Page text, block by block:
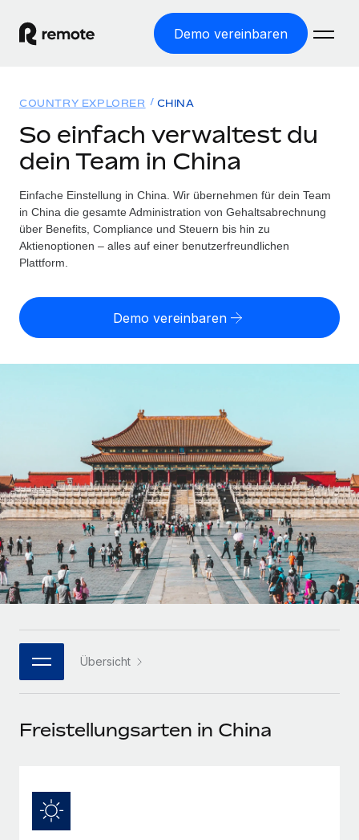
Demo vereinbaren
WELTWEITE BESCHÄFTIGUNG
Globale Payroll
Einfache, rechtssicher Payroll
Employer of Record
Weltweites Wachstum ohne Kosten für Niederlassungen
Contractor of Record
Rechtssichere, weltweite Arbeit mit Freelancer:innen
Globales Onboarding und Verwalten von
Auslagern von komplexen HR-Aufgaben
INFRASTRUKTUR
Remote Embedded
Nahtlose Integration der HR in bestehende Abläufe
Plattform
Integrierte HR-Kernfunktionen für dein Team
MCP
Integrationen
Tools
Frag unsere Expert:innen
Hilfe von Expert:innen für globale HR & Compliance
Lösungen
WELTWEITE ABDECKUNG
Country Explorer
Länderspezifische Unterstützung bei der Einstellung
Einfache Einstellung in allen US-Bundesstaaten
Agile HR- und Payroll-Lösungen für wachsende
Unternehmen
Mittelstand
Maßgeschneiderte HR-Lösungen, um Teams zu
vergrößern
Enterprise
Globale HR für Konzerne und Großunternehmen
PARTNER WERDEN
Flexible Einbettung von Global-HR-Funktionen in deine
Partner werden
Remote Build
Beratung zu Integrationen und KI-Automatisierung
Ressourcen
TOOLS UND RECHNER
Scheinselbstständigkeitsrisiko berechnen
Personalkostenrechner
Honorarzahlungen berechnen
Informationen zu möglichen Währungen und
Abwicklungsfristen für globale Freelancer:innen
LERNEN MIT REMOTE
Forschung und Leitfäden
Fallstudien
HR-Glossar
Bibliothek für Stellenbeschreibungen
Webinare
Events
Informationen zu Gehältern und Qualifikationen
Insights Center
Preise
Deutsch
Español
Italiano
Português (Portugal)
한국어
COUNTRY EXPLORER CHINA
So einfach verwaltest du
dein Team in China
Einfache Einstellung in China. Wir übernehmen für dein Team
in China die gesamte Administration von Gehaltsabrechnung
über Benefits, Compliance und Steuern bis hin zu
Aktienoptionen – alles auf einer benutzerfreundlichen
Plattform.
Demo vereinbaren
Übersicht
Freistellungsarten in China